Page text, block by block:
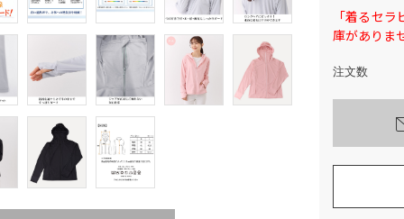
「着るセ
庫がありま
注文数